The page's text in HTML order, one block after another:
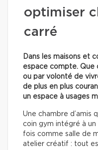
optimiser
carré
Dans les maisons et
espace compte. Que
ou par volonté de
de plus en plus
un espace à usages
Une chambre d’amis
coin gym intégré à un
fois comme salle de
atelier créatif : tout